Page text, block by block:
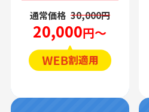
通常価格 30,000円
20,000円～